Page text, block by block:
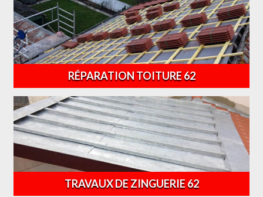
RÉPARATION TOITURE 62
TRAVAUX DE ZINGUERIE 62